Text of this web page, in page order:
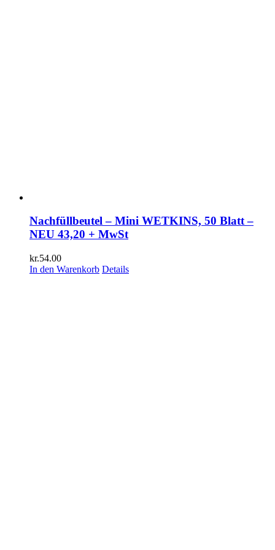
Nachfüllbeutel – Mini WETKINS, 50 Blatt –
NEU 43,20 + MwSt
kr.54.00
In den Warenkorb Details